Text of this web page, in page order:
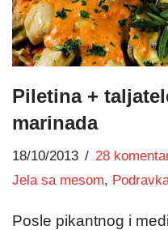
Piletina +
marinada
18/10/2013
28
Jela sa mesom,
Posle pikantnog i